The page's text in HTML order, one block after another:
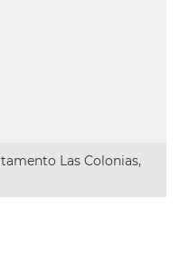
Las Colonias,